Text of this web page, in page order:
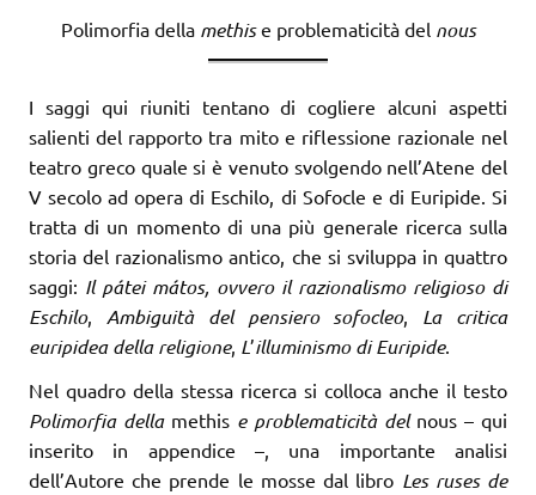
Polimorfia della methise problematicità del nous
I saggi qui riuniti tentano di cogliere alcuni aspetti
salienti del rapporto tra mito e riflessione razionale nel
teatro greco quale si è venuto svolgendo nell’Atene del
V secolo ad opera di Eschilo, di Sofocle e di Euripide. Si
tratta di un momento di una più generale ricerca sulla
storia del razionalismo antico, che si sviluppa in quattro
saggi: Il pátei mátos, ovvero il razionalismo religioso di
Eschilo, Ambiguità del pensiero sofocleo, La critica
euripidea della religione, L’illuminismo di Euripide.
Nel quadro della stessa ricerca si colloca anche il testo
Polimorfia della methis e problematicità del nous – qui
inserito in appendice –, una importante analisi
dell’Autore che prende le mosse dal libro Les ruses de